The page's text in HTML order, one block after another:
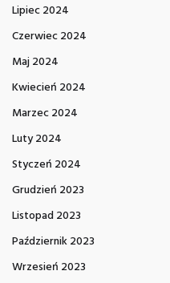
Lipiec 2024
Czerwiec 2024
Maj 2024
Kwiecień 2024
Marzec 2024
Luty 2024
Styczeń 2024
Grudzień 2023
Listopad 2023
Październik 2023
Wrzesień 2023